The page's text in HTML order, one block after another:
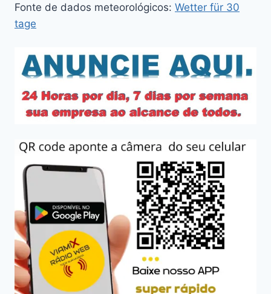
Fonte de dados meteorológicos: Wetter für 30
tage